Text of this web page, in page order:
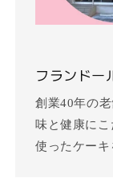
フランド
創業40年の
味と健康に
使ったケーキ